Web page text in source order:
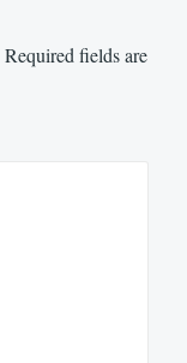
Required fields are